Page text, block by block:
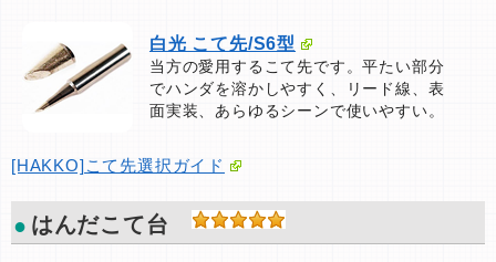
白光 こて先/S6型
当方の愛用するこて先です。平たい部分
でハンダを溶かしやすく、リード線、表
面実装、あらゆるシーンで使いやすい。
[HAKKO]こて先選択ガイド
はんだこて台